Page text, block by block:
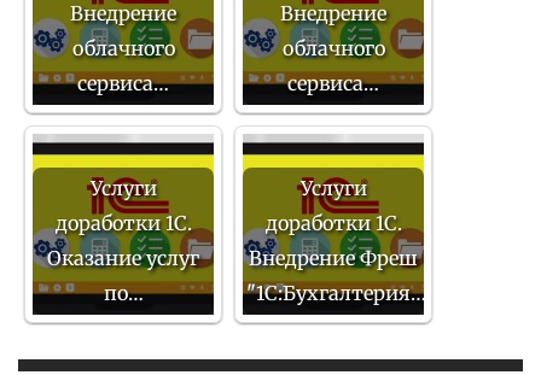
Внедрение
облачного
сервиса…
Внедрение
облачного
сервиса…
Услуги
доработки 1С.
Оказание услуг
по…
Услуги
доработки 1С.
Внедрение Фреш
"1С:Бухгалтерия…